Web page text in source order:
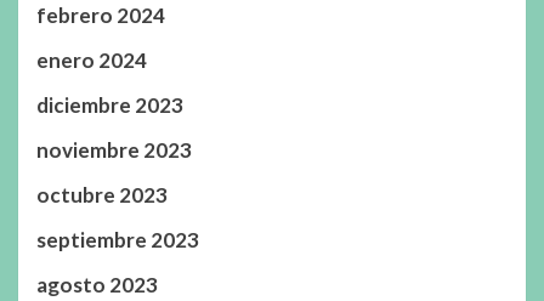
febrero 2024
enero 2024
diciembre 2023
noviembre 2023
octubre 2023
septiembre 2023
agosto 2023